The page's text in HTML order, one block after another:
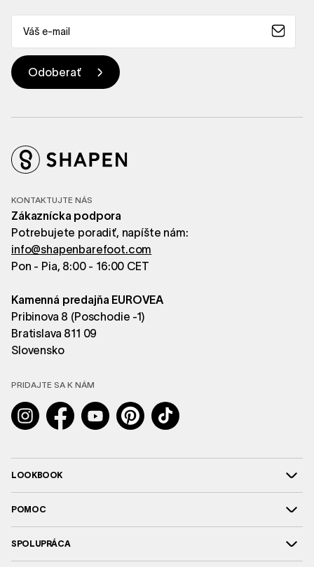
KONTAKTUJTE NÁS
Zákaznícka podpora
Potrebujete poradiť, napíšte nám:
info@shapenbarefoot.com
Pon - Pia, 8:00 - 16:00 CET
Kamenná predajňa EUROVEA
Pribinova 8 (Poschodie -1)
Bratislava 811 09
Slovensko
PRIDAJTE SA K NÁM
InstagramFacebookYouTubePinterestTikTok
LOOKBOOK
POMOC
SPOLUPRÁCA